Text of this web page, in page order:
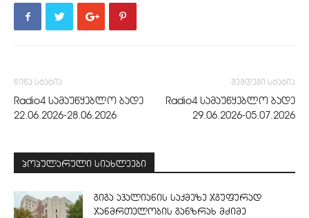
წინა სტატია
Radio4 სამაუწყებლო ბადე
22.06.2026-28.06.2026
შემდეგი სტატია
Radio4 სამაუწყებლო ბადე
29.06.2026-05.07.2026
პოპულარული სიახლეები
გიგა ავალიანის საქმეზე ჯგუფურად
ჯანმრთელობის განზრახ მძიმე